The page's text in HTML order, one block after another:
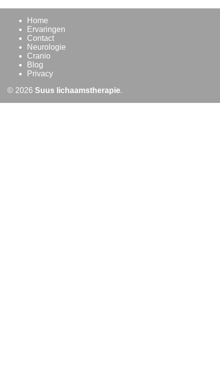
Home
Ervaringen
Contact
Neurologie
Cranio
Blog
Privacy
© 2026 Suus lichaamstherapie.